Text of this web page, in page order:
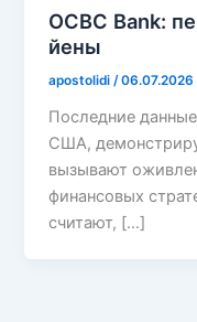
OCBC Bank:
йены
apostolidi /06.07.2026
Последние
США,
вызывают
финансовых
считают, […]